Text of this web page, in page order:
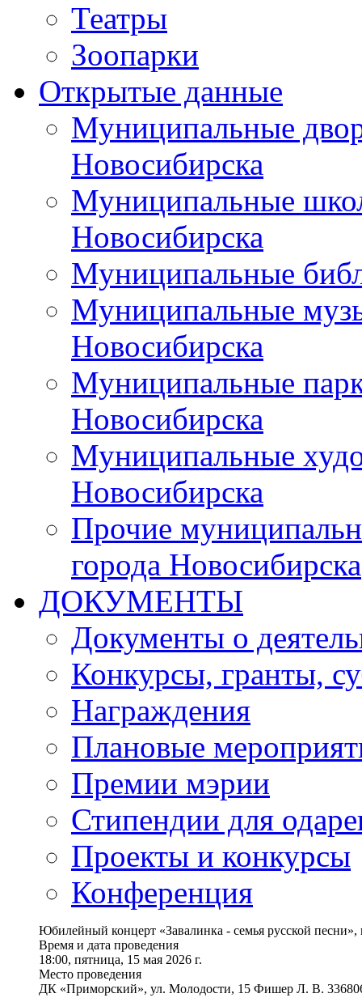
Театры
Зоопарки
Открытые данные
Муниципальные
Новосибирска
Муниципальные
Новосибирска
Муниципальные
Муниципальные
Новосибирска
Муниципальные
Новосибирска
Муниципальные
Новосибирска
Прочие
города Новосибирска
ДОКУМЕНТЫ
Документы о
Конкурсы, гранты,
Награждения
Плановые
Премии мэрии
Стипендии для
Проекты и конкурсы
Конференция
Юбилейный концерт «Завалинка - семья русской
Время и дата проведения
18:00, пятница, 15 мая 2026 г.
Место проведения
ДК «Приморский», ул. Молодости, 15 Фишер Л. В.